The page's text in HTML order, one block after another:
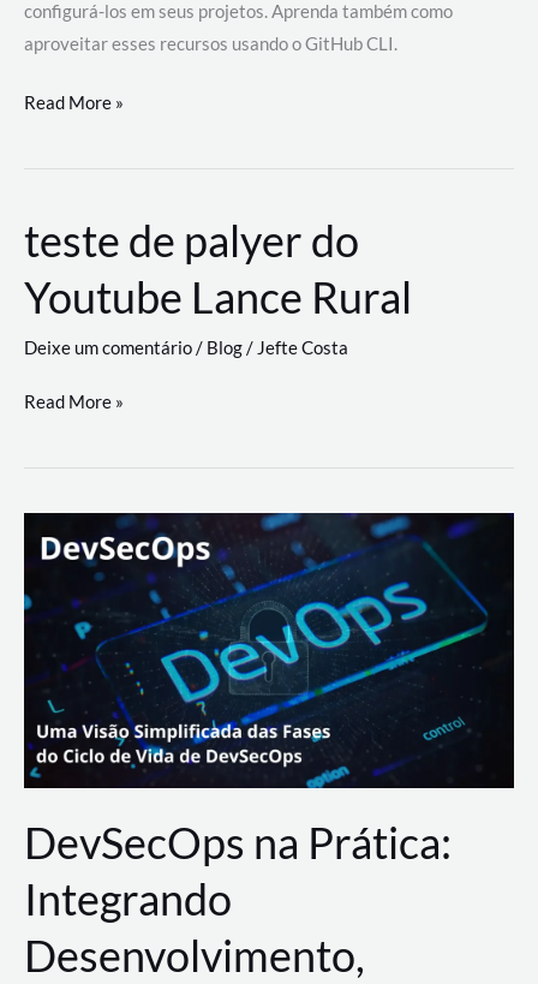
configurá-los em seus projetos. Aprenda também como
aproveitar esses recursos usando o GitHub CLI.
GitHub
revoluciona
de
trabalho
com
a
workflows
Read More »
teste de palyer do
Youtube Lance Rural
Deixe um comentário/ Blog/ Jefte Costa
teste
palyer
Lance
Rural
Read More »
DevSecOps na Prática:
Integrando
Desenvolvimento,